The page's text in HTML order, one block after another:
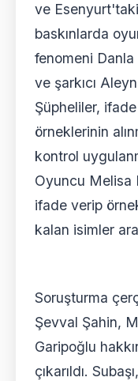
ve
baskınlarda
fenomeni Danla
ve şarkıcı
Şüpheliler,
örneklerinin
kontrol
Oyuncu Melisa
ifade verip
kalan isimler
Soruşturma
Şevval Şahin,
Garipoğlu
çıkarıldı.